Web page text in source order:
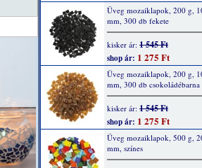
Üveg mozaiklapok, 200 g,
mm, 300 db fekete
kisker ár: 1 545 Ft
shop ár: 1 275 Ft
Üveg mozaiklapok, 200 g,
mm, 300 db csokoládébarna
kisker ár: 1 545 Ft
shop ár: 1 275 Ft
Üveg mozaiklapok, 500 g,
mm, színes